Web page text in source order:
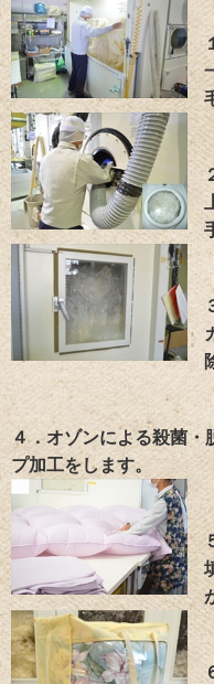
４．オゾンによる殺菌・
プ加工をします。